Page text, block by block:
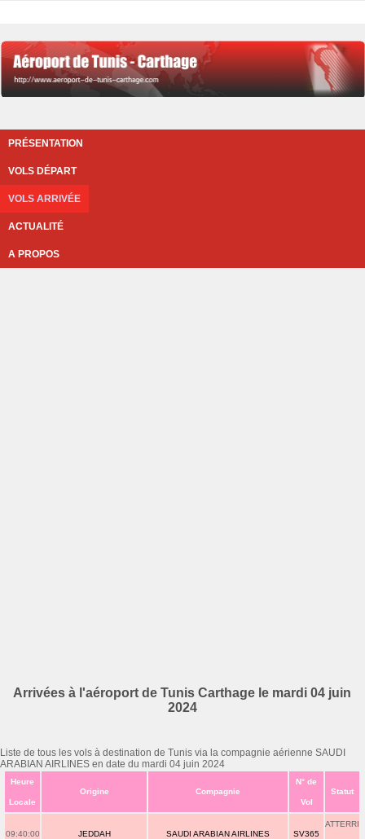
PRÉSENTATION
VOLS DÉPART
VOLS ARRIVÉE
ACTUALITÉ
A PROPOS
Arrivées à l'aéroport de Tunis Carthage le mardi 04 juin
2024
Liste de tous les vols à destination de Tunis via la compagnie aérienne SAUDI
ARABIAN AIRLINES en date du mardi 04 juin 2024
Heure
Locale
Origine Compagnie
N° de
Vol
Statut
09:40:00 JEDDAH SAUDI ARABIAN AIRLINES SV365
ATTERRI